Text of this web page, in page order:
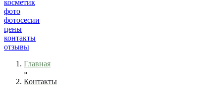
косметик
фото
фотосесии
цены
контакты
отзывы
Главная
»
Контакты